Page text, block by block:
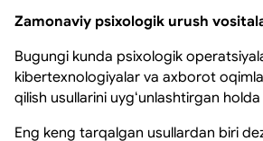
Zamonaviy psixologik urush
Bugungi kunda psixologik
kibertexnologiyalar va axborot
qilish usullarini uygʻunlashtirgan
Eng keng tarqalgan usullardan biri